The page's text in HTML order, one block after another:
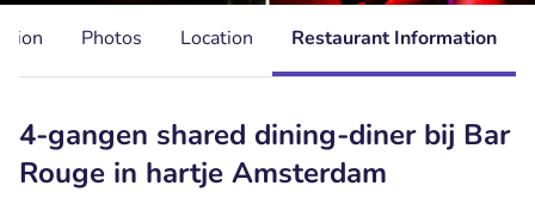
Photos Location Restaurant Information
4-gangen shared dining-diner bij Bar
Rouge in hartje Amsterdam